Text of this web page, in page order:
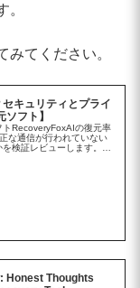
。
てください。
キュリティとプライ
フト】
トRecoveryFoxAIの復元率
な通信が行われていない
検証レビューします。※
Honest Thoughts